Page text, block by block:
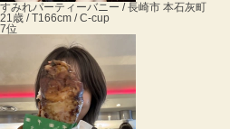
すみれパーティーバニー / 長崎市 本石灰町
21歳 / T166cm / C-cup
7位